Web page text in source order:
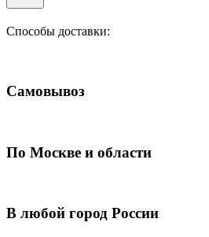
Способы доставки:
Самовывоз
По Москве и области
В любой город России